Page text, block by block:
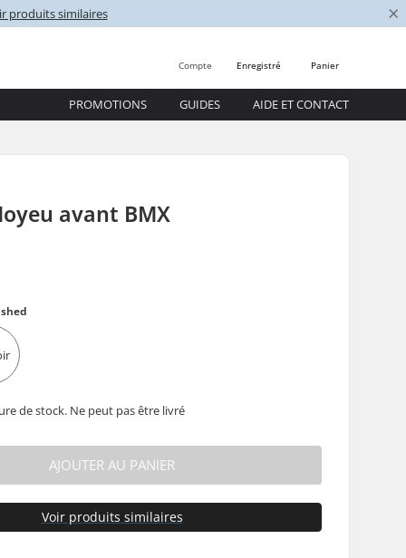
produits similaires ×
Panier
Enregistré
Compte
PROMOTIONS GUIDES AIDE ET CONTACT
avant BMX
de stock. Ne peut pas être livré
AJOUTER AU PANIER
Voir produits similaires